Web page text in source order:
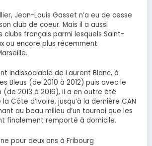
Jean-Louis Gasset n’a eu de cesse
club de coeur. Mais il a aussi
clubs français parmi lesquels Saint-
ou encore plus récemment
indissociable de Laurent Blanc, à
Bleus (de 2010 à 2012) puis avec le
(de 2013 à 2016), il a en outre été
Côte d’Ivoire, jusqu’à la dernière CAN
au beau milieu d’un tournoi que les
finalement remporté à domicile.
pour deux ans à Fribourg